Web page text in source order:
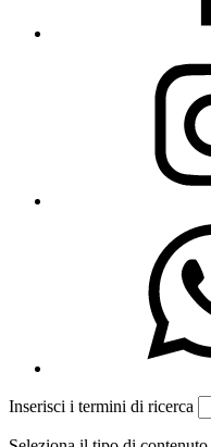
Inserisci i termini di ricerca